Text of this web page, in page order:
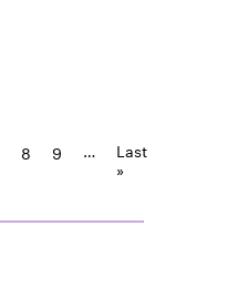
8 9 … Last
»